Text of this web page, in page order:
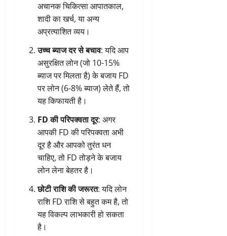
अचानक चिकित्सा आपातकाल,
शादी का खर्च, या अन्य
अप्रत्याशित व्यय।
उच्च ब्याज दर से बचाव: यदि आप
असुरक्षित लोन (जो 10-15%
ब्याज पर मिलता है) के बजाय FD
पर लोन (6-8% ब्याज) लेते हैं, तो
यह किफायती है।
FD की परिपक्वता दूर: अगर
आपकी FD की परिपक्वता अभी
दूर है और आपको तुरंत धन
चाहिए, तो FD तोड़ने के बजाय
लोन लेना बेहतर है।
छोटी राशि की जरूरत: यदि लोन
राशि FD राशि से बहुत कम है, तो
यह विकल्प लाभकारी हो सकता
है।